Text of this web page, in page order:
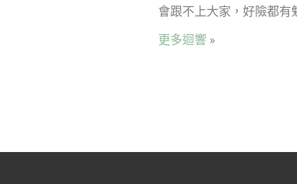
會跟不上大家，好險都有
更多迴響 »